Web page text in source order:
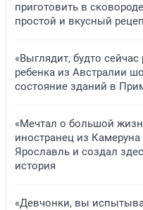
приготовить в
простой и вкусный
«Выглядит, будто сейчас
ребенка из Австралии
состояние зданий в
«Мечтал о большой
иностранец из Камеруна
Ярославль и создал
история
«Девчонки, вы